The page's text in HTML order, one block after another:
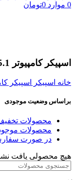
0 موارد 0تومان
اسپیکر کامپیوتر 5.1
خانه اسپیکر اسپیکر
براساس وضعیت موجودی
محصولات تخفیف
محصولات
در صورت
هیچ محصولی یافت